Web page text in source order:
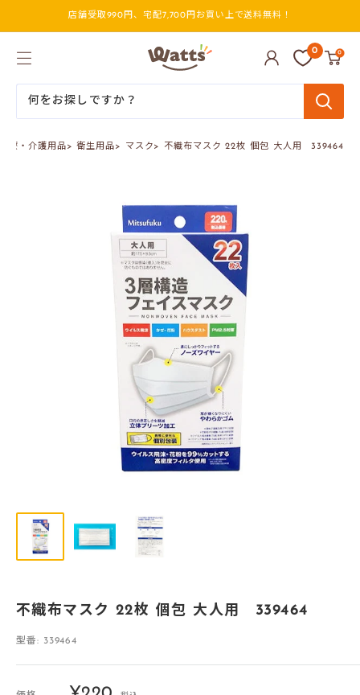
テ
店舗受取990円、宅配7,700円お買い上で送料無料！
ワ
ッ
ン
0 0
療・介護用品> 衛生用品> マスク> 不織布マスク 22枚 個包 大人用 339464
不織布マスク 22枚 個包 大人用 339464
型番: 339464